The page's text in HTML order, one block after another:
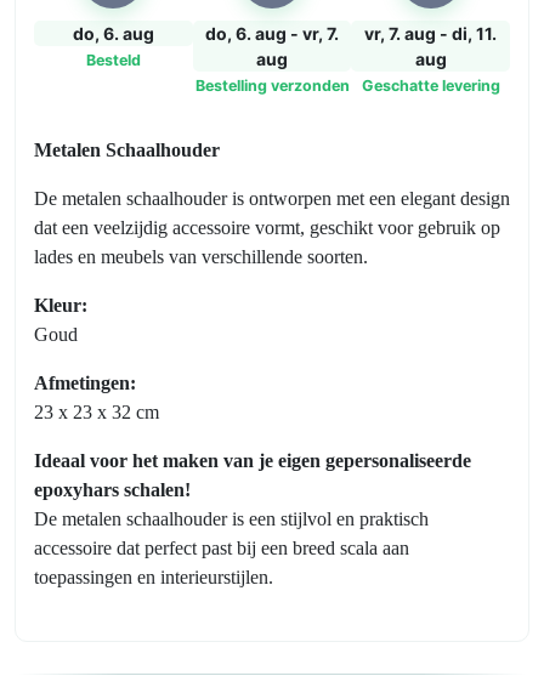
do, 6. aug
Besteld
do, 6. aug - vr, 7.
aug
Bestelling verzonden
vr, 7. aug - di, 11.
aug
Geschatte levering
Metalen Schaalhouder
De metalen schaalhouder is ontworpen met een elegant design
dat een veelzijdig accessoire vormt, geschikt voor gebruik op
lades en meubels van verschillende soorten.
Kleur:
Goud
Afmetingen:
23 x 23 x 32 cm
Ideaal voor het maken van je eigen gepersonaliseerde
epoxyhars schalen!
De metalen schaalhouder is een stijlvol en praktisch
accessoire dat perfect past bij een breed scala aan
toepassingen en interieurstijlen.